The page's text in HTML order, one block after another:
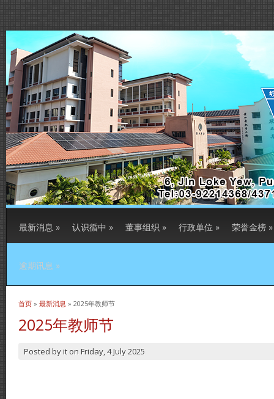
最新消息 » 认识循中 » 董事组织 » 行政单位 » 荣誉金榜 »
逾期讯息 »
当前位置
首页 » 最新消息 » 2025年教师节
2025年教师节
Posted byit on Friday, 4 July 2025